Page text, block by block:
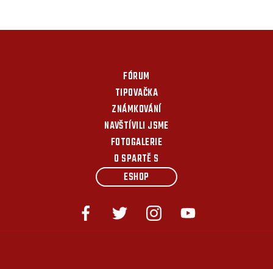
FÓRUM
TIPOVAČKA
ZNÁMKOVÁNÍ
NAVŠTÍVILI JSME
FOTOGALERIE
O SPARTĚ S
ESHOP